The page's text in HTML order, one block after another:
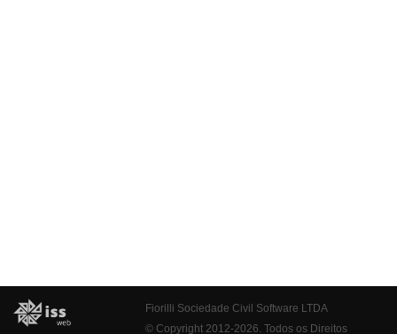
Fiorilli Sociedade Civil Software LTDA
© Copyright 2012-2026. Todos os Direitos